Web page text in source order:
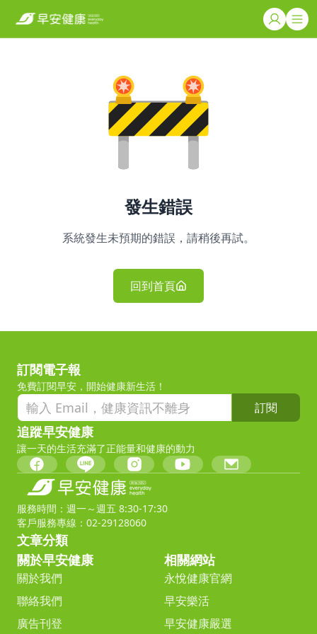
發生錯誤
系統發生未預期的錯誤，請稍後再試。
回到首頁
訂閱電子報
免費訂閱早安，開始健康新生活！
訂閱
追蹤早安健康
讓一天的生活充滿了正能量和健康的動力
服務時間：週一～週五 8:30-17:30
客戶服務專線：02-29128060
文章分類
關於早安健康
關於我們
聯絡我們
廣告刊登
相關網站
永悅健康官網
早安樂活
早安健康嚴選